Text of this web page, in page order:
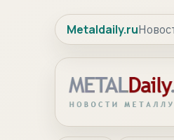
Metaldaily.ru